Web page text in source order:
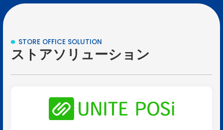
STORE OFFICE SOLUTION
ストアソリューション